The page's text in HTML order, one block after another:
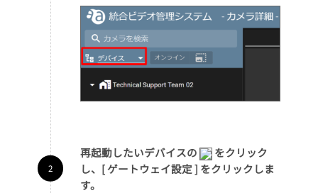
再起動したいデバイスの
をクリック
し、[ ゲートウェイ設定 ] をクリックしま
す。